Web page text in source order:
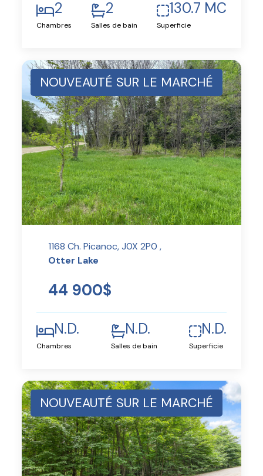
2
Chambres
2
Salles de bain
130.7 MC
Superficie
NOUVEAUTÉ SUR LE MARCHÉ
1168 Ch. Picanoc, J0X 2P0 ,
Otter Lake
44 900$
N.D.
Chambres
N.D.
Salles de bain
N.D.
Superficie
NOUVEAUTÉ SUR LE MARCHÉ